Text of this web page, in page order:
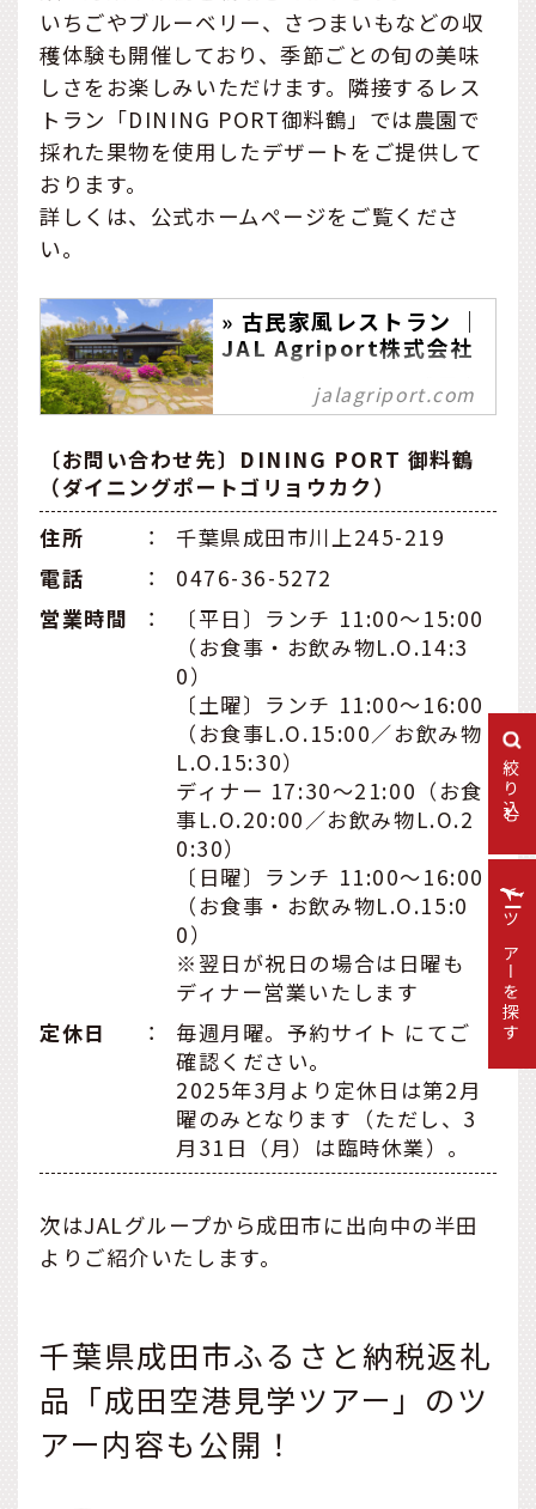
絞り込む
いちごやブルーベリー、さつまいもなどの収
穫体験も開催しており、季節ごとの旬の美味
しさをお楽しみいただけます。隣接するレス
トラン「DINING PORT御料鶴」では農園で
採れた果物を使用したデザートをご提供して
おります。
詳しくは、公式ホームページをご覧くださ
い。
» 古民家風レストラン ｜
JAL Agriport株式会社
JAL Agriportでは、成田空
港周辺の9市町村を中心に、
な連携を計画し、果物や野
菜を年中収穫できる農園。
自社畑で栽培した新鮮な果
樹・野菜のほか、周辺地域
の農産品をふんだんに使用
したメニューをご提供致し
ます。
jalagriport.com
〔お問い合わせ先〕DINING PORT 御料鶴
（ダイニングポートゴリョウカク）
住所
：
千葉県成田市川上245-219
電話
：
0476-36-5272
営業時間
：
〔平日〕ランチ 11:00～15:00
（お食事・お飲み物L.O.14:3
0）
〔土曜〕ランチ 11:00～16:00
（お食事L.O.15:00／お飲み物
L.O.15:30）
ディナー 17:30～21:00（お食
事L.O.20:00／お飲み物L.O.2
0:30）
〔日曜〕ランチ 11:00～16:00
（お食事・お飲み物L.O.15:0
0）
※翌日が祝日の場合は日曜も
ディナー営業いたします
定休日
：
毎週月曜。予約サイト にてご
確認ください。
2025年3月より定休日は第2月
曜のみとなります（ただし、3
月31日（月）は臨時休業）。
次はJALグループから成田市に出向中の半田
よりご紹介いたします。
千葉県成田市ふるさと納税返礼
品「成田空港見学ツアー」のツ
アー内容も公開！
ツアーを探す